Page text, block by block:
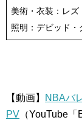
美術・衣装：レズ
照明：デビッド・
【動画】
NBAバ
PV （YouTube